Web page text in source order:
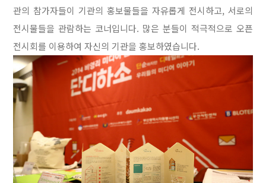
관의 참가자들이 기관의 홍보물들을 자유롭게 전시하고, 서로의
전시물들을 관람하는 코너입니다. 많은 분들이 적극적으로 오픈
전시회를 이용하여 자신의 기관을 홍보하였습니다.